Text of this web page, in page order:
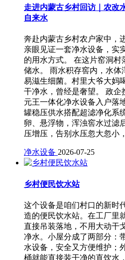
走进内蒙古乡村回访｜农改
自来水
奔赴内蒙古乡村农户家中，
亲眼见证一套净水设备，实
的用水方式。 在这片窑洞
储水。 雨水积存窖内，水体
易滋生细菌。村里大爷大妈
干净水，曾经是奢望。 政企
元王一体化净水设备入户落
罐稳压供水搭配超滤净化系
卵、悬浮物，浑浊窖水过滤
压增压，告别水压忽大忽小
净水设备 2026-07-25
乡村便民饮水站
这个设备是咱们村口的新时
造的便民饮水站。在工厂里
直接吊装落地，不用大动干
净水。小屋分成了两部分：
水设备，安全又方便维护；
桶就能直接装干净的直饮水